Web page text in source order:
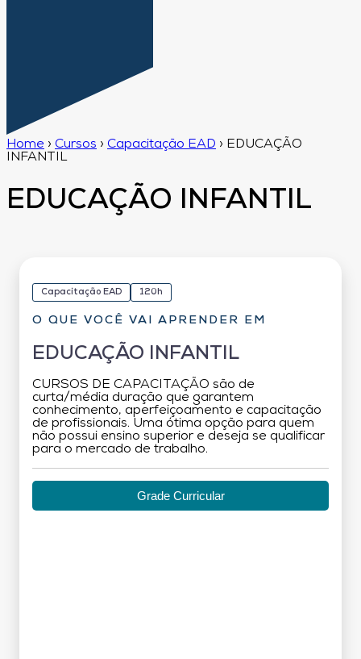
Home › Cursos › Capacitação EAD › EDUCAÇÃO
INFANTIL
EDUCAÇÃO INFANTIL
Capacitação EAD 120h
O QUE VOCÊ VAI APRENDER EM
EDUCAÇÃO INFANTIL
CURSOS DE CAPACITAÇÃO são de
curta/média duração que garantem
conhecimento, aperfeiçoamento e capacitação
de profissionais. Uma ótima opção para quem
não possui ensino superior e deseja se qualificar
para o mercado de trabalho.
Grade Curricular